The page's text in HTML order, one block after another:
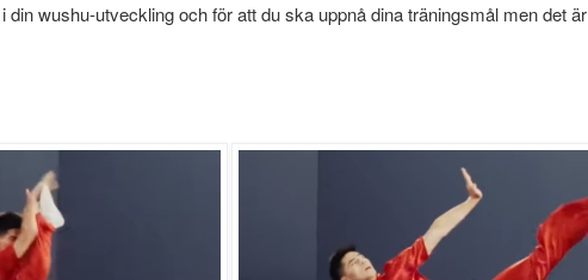
din wushu-utveckling och för att du ska uppnå dina träningsmål men det är